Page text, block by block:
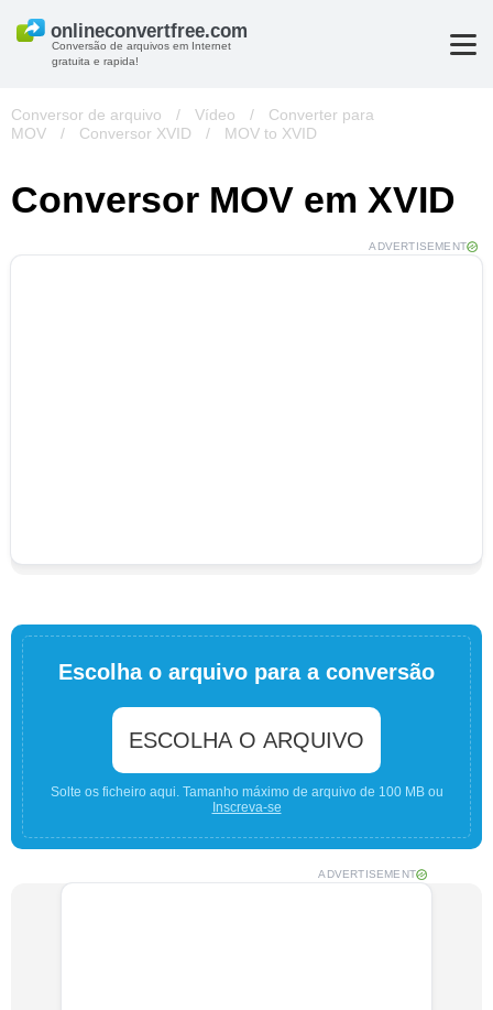
Conversão de arquivos em Internet
gratuita e rapida!
Conversor de arquivo / Vídeo /
Converter para
MOV
/ Conversor XVID / MOV to XVID
Conversor MOV em XVID
ADVERTISEMENT
Escolha o arquivo para a conversão
ESCOLHA O ARQUIVO
Solte os ficheiro aqui. Tamanho máximo de arquivo de 100 MB ou
Inscreva-se
ADVERTISEMENT